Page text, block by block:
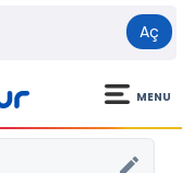
Aç
MENU